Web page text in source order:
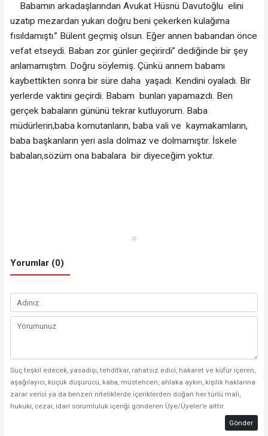
Babamın arkadaşlarından Avukat Hüsnü Davutoğlu elini
uzatıp mezardan yukarı doğru beni çekerken kulağıma
fısıldamıştı.” Bülent geçmiş olsun. Eğer annen babandan önce
vefat etseydi. Baban zor günler geçirirdi” dediğinde bir şey
anlamamıştım. Doğru söylemiş. Çünkü annem babamı
kaybettikten sonra bir süre daha yaşadı. Kendini oyaladı. Bir
yerlerde vaktini geçirdi. Babam bunları yapamazdı. Ben
gerçek babaların gününü tekrar kutluyorum. Baba
müdürlerin,baba komutanların, baba vali ve kaymakamların,
baba başkanların yeri asla dolmaz ve dolmamıştır. İskele
babaları,sözüm ona babalara bir diyeceğim yoktur.
#
Yorumlar (0)
Suç teşkil edecek, yasadışı, tehditkar, rahatsız edici, hakaret ve küfür içeren,
aşağılayıcı, küçük düşürücü, kaba, müstehcen, ahlaka aykırı, kişilik haklarına
zarar verici ya da benzeri niteliklerde içeriklerden doğan her türlü mali,
hukuki, cezai, idari sorumluluk içeriği gönderen Üye/Üyeler’e aittir.
Gönder